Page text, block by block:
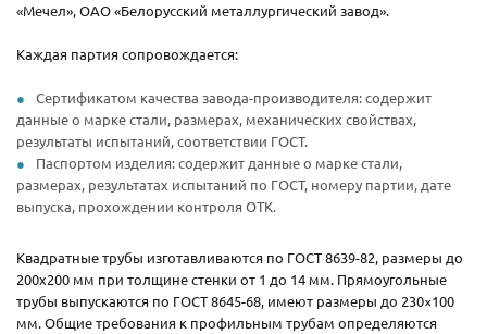
«Мечел», ОАО «Белорусский металлургический завод».
Каждая партия сопровождается:
Сертификатом качества завода-производителя: содержит
данные о марке стали, размерах, механических свойствах,
результаты испытаний, соответствии ГОСТ.
Паспортом изделия: содержит данные о марке стали,
размерах, результатах испытаний по ГОСТ, номеру партии, дате
выпуска, прохождении контроля ОТК.
Квадратные трубы изготавливаются по ГОСТ 8639-82, размеры до
200х200 мм при толщине стенки от 1 до 14 мм. Прямоугольные
трубы выпускаются по ГОСТ 8645-68, имеют размеры до 230×100
мм. Общие требования к профильным трубам определяются